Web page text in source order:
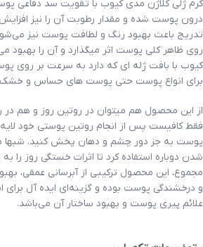
کرم ژلی کلاژن مدی کیوب با تقویت سد دفاعی
درون پوست شده و مقدار رطوبت آن را نیز
تدریج باعث بهبود رنگ و لطافت پوست نیز
روی ظاهر کلی پوست اثر میگذارد و آن را بهبود
کیوب با بافت ژله ای که دارد به سرعت بر
برای انواع پوست حتی پوست های حساس و
از این محصول هم میتوان در روتین روز و هم در
فقط کافیست پس از انجام روتین پوستی خود
پوست به جز دور چشم و دهان پخش کنید. شبها
شدن دوباره استفاده کرد تا اثرات خستگی روز را
مجموع، این محصول ترکیبی از آبرسانی عمقی،
و درخشندگی پوست بوده و گزینه‌ای ایده آل
علائم پیری پوست و بهبود ساختار آن می‌باشد.